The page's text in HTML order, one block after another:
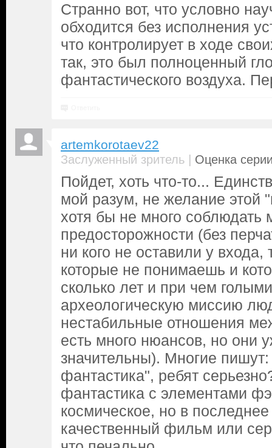
Странно вот, что условно
обходится без исполнения
что контролирует в ходе
так, это был полноценный
фантастического воздуха.
artemkorotaev22
Заслуженный зритель | Оценка
Пойдет, хоть что-то...
мой разум, не желание этой
хотя бы не много соблюдать
предосторожности (без
ни кого не оставили у входа,
которые не понимаешь и
сколько лет и при чем
археологическую миссию
нестабильные отношения
есть много нюансов, но они
значительны). Многие
фантастика", ребят
фантастика с элементами
космическое, но в
качественный фильм или